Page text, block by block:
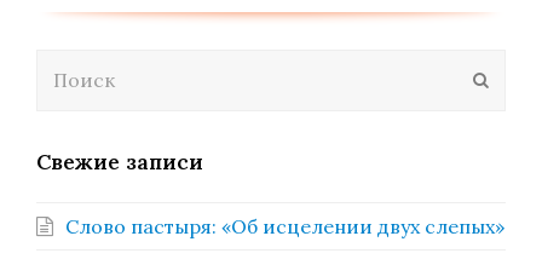
Свежие записи
Слово пастыря: «Об исцелении двух слепых»